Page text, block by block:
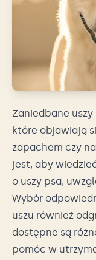
Zaniedbane
które objawiają
zapachem czy
jest, aby
o uszy psa,
Wybór
uszu również
dostępne są
pomóc w